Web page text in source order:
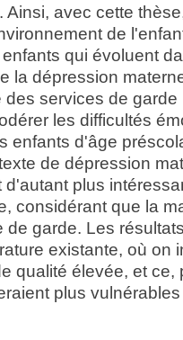
Ainsi, avec cette
de
qui évoluent
la dépression
services de
les difficultés
enfants d'âge
de dépression
plus
considérant que la
de garde. Les
existante, où on
qualité élevée, et ce,
plus